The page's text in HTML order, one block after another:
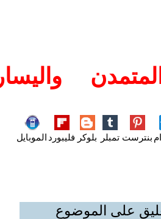
واليسار
بنترست تمبلر بلوكر فليبورد الموبايل
على الموضوع